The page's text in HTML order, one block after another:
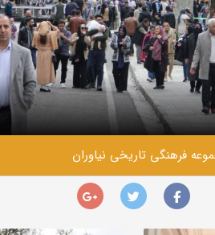
فرهنگی تاریخی نیاوران